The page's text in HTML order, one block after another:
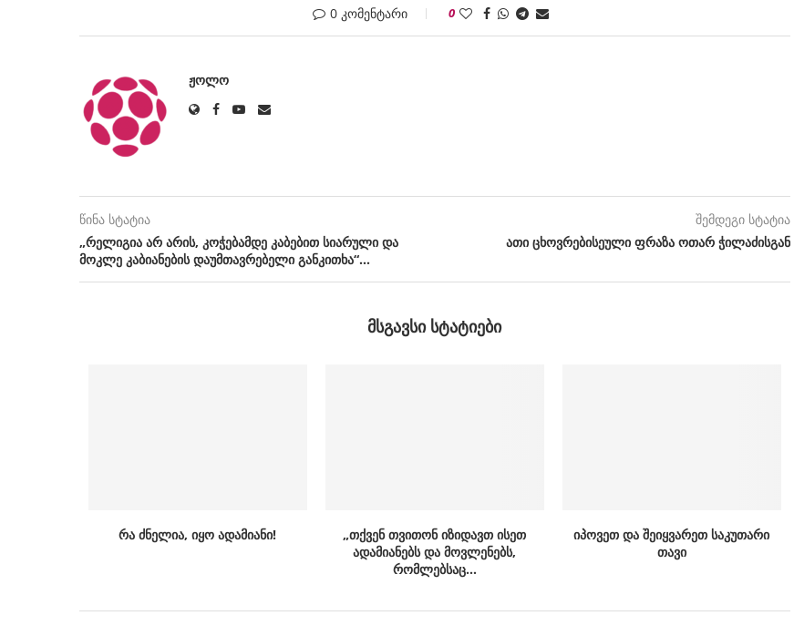
0 კომენტარი 0
ᲟᲝᲚᲝ
წინა სტატია
„რელიგია არ არის, კოჭებამდე კაბებით სიარული და
მოკლე კაბიანების დაუმთავრებელი განკითხა“…
შემდეგი სტატია
ათი ცხოვრებისეული ფრაზა ოთარ ჭილაძისგან
ᲛᲡᲒᲐᲕᲡᲘ ᲡᲢᲐᲢᲘᲔᲑᲘ
რა ძნელია, იყო ადამიანი!
„თქვენ თვითონ იზიდავთ ისეთ
ადამიანებს და მოვლენებს,
რომლებსაც...
იპოვეთ და შეიყვარეთ საკუთარი
თავი